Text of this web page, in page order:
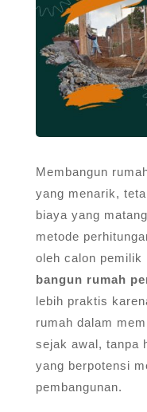
Membangun
yang menarik,
biaya yang
metode
oleh calon pemilik
bangun rumah
lebih praktis
rumah dalam
sejak awal, tanpa
yang berpotensi
pembangunan.